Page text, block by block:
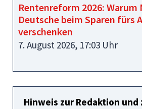
Rentenreform 2026: Warum
Deutsche beim Sparen fürs
verschenken
7. August 2026, 17:03 Uhr
Hinweis zur Redaktion und